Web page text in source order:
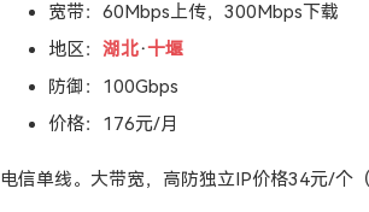
宽带：60Mbps上传，300Mbps下载
地区： 湖北·十堰
防御：100Gbps
价格：176元/月
电信单线。大带宽，高防独立IP价格34元/个